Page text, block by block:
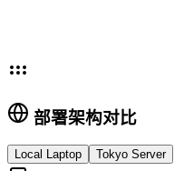
部署架构对比
Local Laptop Tokyo Server